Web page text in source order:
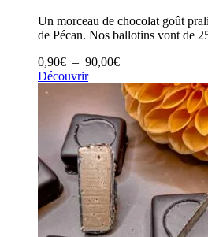
Un morceau de chocolat goût
de Pécan. Nos ballotins vont de
0,90€ – 90,00€Plage
prix :
0,90€
à
90,00€
Découvrir